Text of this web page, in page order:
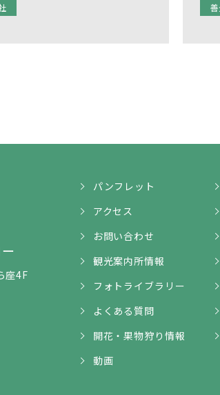
座4F
パンフレット
アクセス
お問い合わせ
観光案内所情報
フォトライブラリー
よくある質問
開花・果物狩り情報
動画